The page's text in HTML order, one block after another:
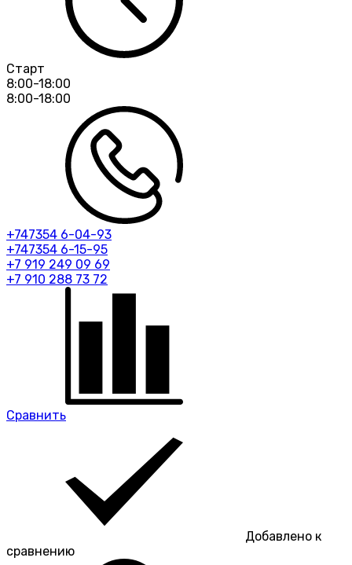
Старт
8:00-18:00
8:00-18:00
+747354 6-04-93
+747354 6-15-95
+7 919 249 09 69
+7 910 288 73 72
Сравнить
Добавлено к
сравнению